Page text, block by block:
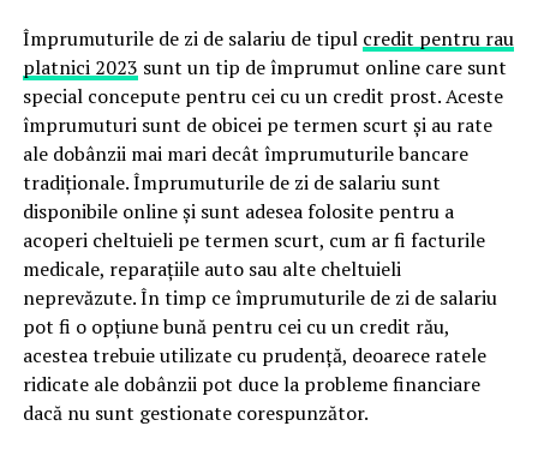
Împrumuturile de zi de salariu de tipul credit pentru rau
platnici 2023 sunt un tip de împrumut online care sunt
special concepute pentru cei cu un credit prost. Aceste
împrumuturi sunt de obicei pe termen scurt și au rate
ale dobânzii mai mari decât împrumuturile bancare
tradiționale. Împrumuturile de zi de salariu sunt
disponibile online și sunt adesea folosite pentru a
acoperi cheltuieli pe termen scurt, cum ar fi facturile
medicale, reparațiile auto sau alte cheltuieli
neprevăzute. În timp ce împrumuturile de zi de salariu
pot fi o opțiune bună pentru cei cu un credit rău,
acestea trebuie utilizate cu prudență, deoarece ratele
ridicate ale dobânzii pot duce la probleme financiare
dacă nu sunt gestionate corespunzător.